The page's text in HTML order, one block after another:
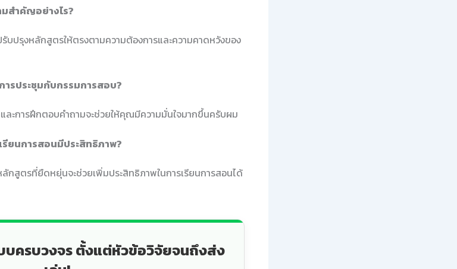
สำคัญอย่างไร?
บปรุงหลักสูตรให้ตรงตามความต้องการและความคาดหวังของ
ารประชุมกับกรรมการสอบ?
ละการฝึกตอบคำถามจะช่วยให้คุณมีความมั่นใจมากขึ้นครับผม
รียนการสอนมีประสิทธิภาพ?
ลักสูตรที่ยืดหยุ่นจะช่วยเพิ่มประสิทธิภาพในการเรียนการสอนได้
ครบวงจร ตั้งแต่หัวข้อวิจัยจนถึงส่ง